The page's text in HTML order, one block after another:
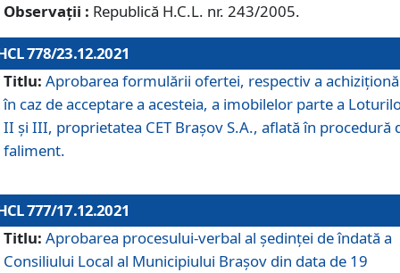
Observații : Republică H.C.L. nr. 243/2005.
778/23.12.2021
Titlu: Aprobarea formulării ofertei, respectiv a
în caz de acceptare a acesteia, a imobilelor parte a
II și III, proprietatea CET Brașov S.A., aflată în procedură
faliment.
777/17.12.2021
Titlu: Aprobarea procesului-verbal al şedinţei de îndată a
Consiliului Local al Municipiului Braşov din data de 19